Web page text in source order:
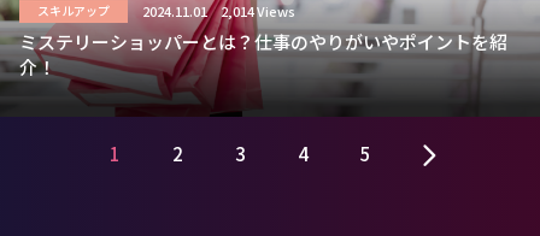
スキルアップ 2024.11.01 2,014 Views
ミステリーショッパーとは？仕事のやりがいやポイントを紹
介！
1 2 3 4 5